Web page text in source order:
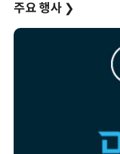
주요 행사 ❯